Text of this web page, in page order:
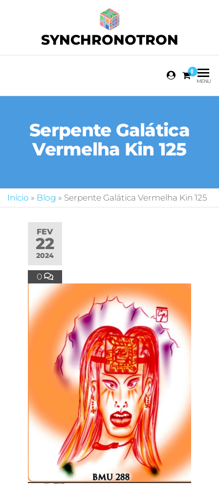
SYNCHRONOTRON
0
MENU
Serpente Galática
Vermelha Kin 125
Início » Blog » Serpente Galática Vermelha Kin 125
FEV
22
2024
0